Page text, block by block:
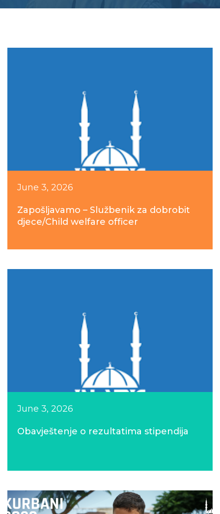
June 3, 2026
Zapošljavamo – Službenik za dobrobit
djece/Child welfare officer
June 3, 2026
Obavještenje o rezultatima stipendija